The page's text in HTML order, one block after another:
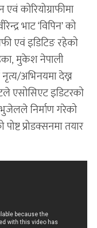
कोरियोग्राफीमा
भाट ‘विपिन’ को
एवं इडिटिङ रहेको
मुकेश नेपाली
अभिनयमा देख्न
एसोसिएट इडिटरको
निर्माण गरेको
पोष्ट प्रोडक्सनमा तयार